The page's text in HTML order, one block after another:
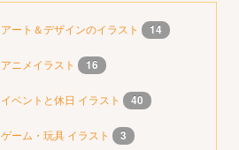
アート＆デザインのイラスト 14
アニメイラスト 16
イベントと休日 イラスト 40
ゲーム・玩具 イラスト 3